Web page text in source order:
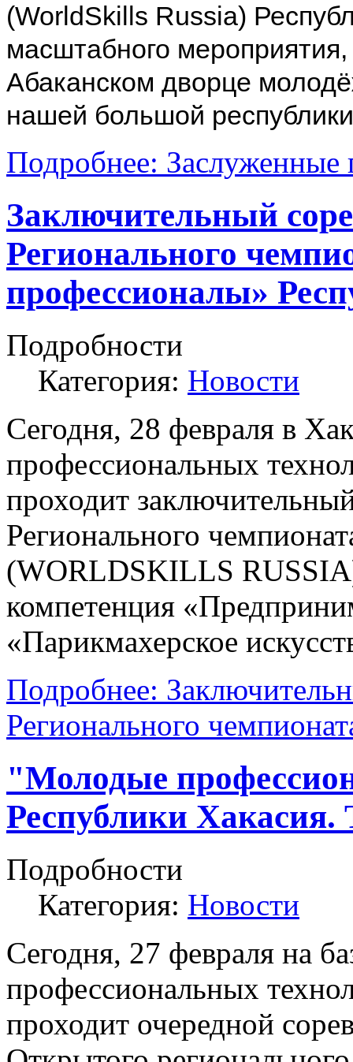
(WorldSkills Russia)
масштабного
Абаканском дворце
нашей большой
Подробнее: Заслуженные
Заключительный
Регионального
профессионалы»
Подробности
Категория: Новости
Сегодня, 28 февраля в
профессиональных
проходит
Регионального
(WORLDSKILLS
компетенция
«Парикмахерское
Подробнее:
Регионального
"Молодые
Республики Хакасия.
Подробности
Категория: Новости
Сегодня, 27 февраля на
профессиональных
проходит очередной